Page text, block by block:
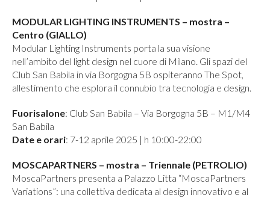
MODULAR LIGHTING INSTRUMENTS – mostra –
Centro (GIALLO)
Modular Lighting Instruments porta la sua visione
nell’ambito del light design nel cuore di Milano. Gli spazi del
Club San Babila in via Borgogna 5B ospiteranno The Spot,
allestimento che esplora il connubio tra tecnologia e design.
Fuorisalone: Club San Babila – Via Borgogna 5B – M1/M4
San Babila
Date e orari: 7-12 aprile 2025 | h 10:00-22:00
MOSCAPARTNERS – mostra – Triennale (PETROLIO)
MoscaPartners presenta a Palazzo Litta “MoscaPartners
Variations”: una collettiva dedicata al design innovativo e al